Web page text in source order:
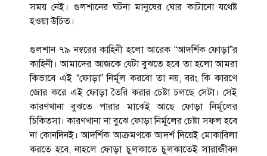
সময় নেই। গুলশানের ঘটনা মানুষের ঘোর কাটানো যথেষ্ট
হওয়া উচিত।
গুলশান ৭৯ নম্বরের কাহিনী হলো আরেক “আদর্শিক ফোড়া”র
কাহিনী। আমাদের আজকে যেটা বুঝতে হবে তা হলো আমরা
কিভাবে এই “ফোড়া” নির্মূল করবো তা নয়, বরং কি কারণে
জোর করে এই ফোড়া তৈরি করার চেষ্টা চলছে সেটা। সেই
কারণখানা বুঝতে পারার মাঝেই আছে ফোড়া নির্মূলের
চিকিতসা। কারণখানা না বুঝে ফোড়া নির্মূলের চেষ্টা সফল হবে
না কোনদিনই। আদর্শিক আক্রমণকে আদর্শ দিয়েই মোকাবিলা
করতে হবে, নাহলে ফোড়া চুলকাতে চুলকাতেই সারাজীবন